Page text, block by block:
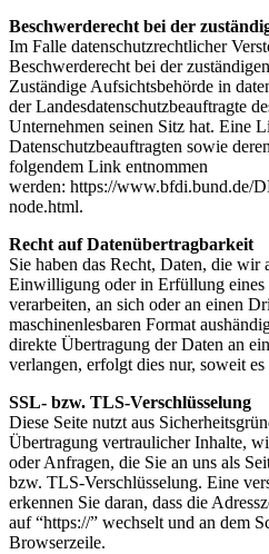
Beschwerderecht bei der
Im Falle datenschutzrechtlicher
Beschwerderecht bei der
Zuständige Aufsichtsbehörde in
der Landesdatenschutzbeauftragte
Unternehmen seinen Sitz hat. Eine
Datenschutzbeauftragten sowie
folgendem Link entnommen
werden: https://www.bfdi.bund.de/
node.html.
Recht auf Datenübertragbarkeit
Sie haben das Recht, Daten, die wir
Einwilligung oder in Erfüllung eines
verarbeiten, an sich oder an einen
maschinenlesbaren Format
direkte Übertragung der Daten an
verlangen, erfolgt dies nur, soweit
SSL- bzw. TLS-Verschlüsselung
Diese Seite nutzt aus
Übertragung vertraulicher Inhalte,
oder Anfragen, die Sie an uns als
bzw. TLS-Verschlüsselung. Eine
erkennen Sie daran, dass die
auf “https://” wechselt und an dem
Browserzeile.